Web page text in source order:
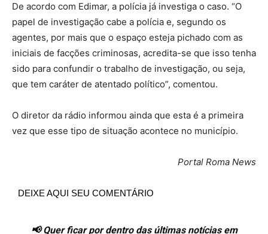
De acordo com Edimar, a polícia já investiga o caso. “O
papel de investigação cabe a polícia e, segundo os
agentes, por mais que o espaço esteja pichado com as
iniciais de facções criminosas, acredita-se que isso tenha
sido para confundir o trabalho de investigação, ou seja,
que tem caráter de atentado político”, comentou.
O diretor da rádio informou ainda que esta é a primeira
vez que esse tipo de situação acontece no município.
Portal Roma News
DEIXE AQUI SEU COMENTÁRIO
📢 Quer ficar por dentro das últimas notícias em